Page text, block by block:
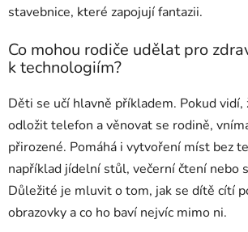
stavebnice, které zapojují fantazii.
Co mohou rodiče udělat pro
k technologiím?
Děti se učí hlavně příkladem. Pokud vidí,
odložit telefon a věnovat se rodině,
přirozené. Pomáhá i vytvoření míst bez
například jídelní stůl, večerní čtení nebo
Důležité je mluvit o tom, jak se dítě cítí
obrazovky a co ho baví nejvíc mimo ni.